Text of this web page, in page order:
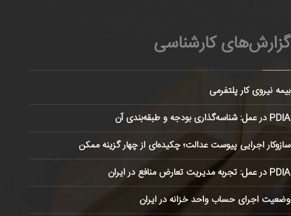
گزارش‌های کارشناسی
بیمه نیروی کار پلتفرمی
PDIA در عمل: شناسه‌گذاری بودجه و طبقه‌بندی آن
سازوکار اجرایی پیوست عدالت؛ چکیده‌ای از چهار گزینه ممکن
PDIA در عمل: تجربه مدیریت تعارض منافع در ایران
وضعیت اجرای حساب واحد خزانه در ایران